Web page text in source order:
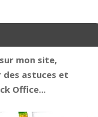
mon site,
astuces et
Office...